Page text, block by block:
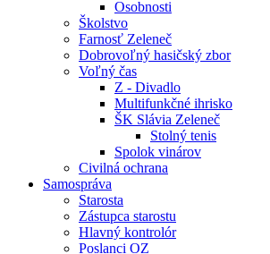
Osobnosti
Školstvo
Farnosť Zeleneč
Dobrovoľný hasičský zbor
Voľný čas
Z - Divadlo
Multifunkčné ihrisko
ŠK Slávia Zeleneč
Stolný tenis
Spolok vinárov
Civilná ochrana
Samospráva
Starosta
Zástupca starostu
Hlavný kontrolór
Poslanci OZ